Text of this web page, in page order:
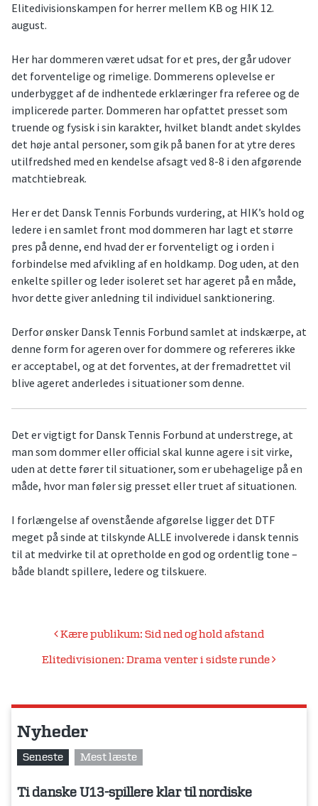
Elitedivisionskampen for herrer mellem KB og HIK 12.
august.
Her har dommeren været udsat for et pres, der går udover
det forventelige og rimelige. Dommerens oplevelse er
underbygget af de indhentede erklæringer fra referee og de
implicerede parter. Dommeren har opfattet presset som
truende og fysisk i sin karakter, hvilket blandt andet skyldes
det høje antal personer, som gik på banen for at ytre deres
utilfredshed med en kendelse afsagt ved 8-8 i den afgørende
matchtiebreak.
Her er det Dansk Tennis Forbunds vurdering, at HIK’s hold og
ledere i en samlet front mod dommeren har lagt et større
pres på denne, end hvad der er forventeligt og i orden i
forbindelse med afvikling af en holdkamp. Dog uden, at den
enkelte spiller og leder isoleret set har ageret på en måde,
hvor dette giver anledning til individuel sanktionering.
Derfor ønsker Dansk Tennis Forbund samlet at indskærpe, at
denne form for ageren over for dommere og refereres ikke
er acceptabel, og at det forventes, at der fremadrettet vil
blive ageret anderledes i situationer som denne.
Det er vigtigt for Dansk Tennis Forbund at understrege, at
man som dommer eller official skal kunne agere i sit virke,
uden at dette fører til situationer, som er ubehagelige på en
måde, hvor man føler sig presset eller truet af situationen.
I forlængelse af ovenstående afgørelse ligger det DTF
meget på sinde at tilskynde ALLE involverede i dansk tennis
til at medvirke til at opretholde en god og ordentlig tone –
både blandt spillere, ledere og tilskuere.
Indlægsnavigation
Kære publikum: Sid ned og hold afstand
Elitedivisionen: Drama venter i sidste runde
Nyheder
Seneste Mest læste
Ti danske U13-spillere klar til nordiske